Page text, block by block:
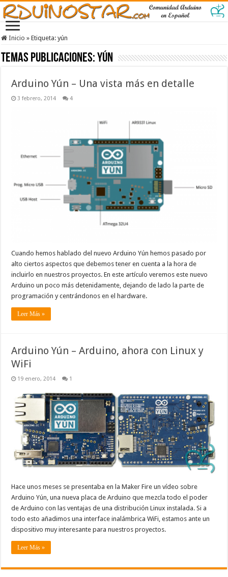
Inicio » Etiqueta:yún
Temas Publicaciones:yún
Arduino Yún – Una vista más en detalle
3 febrero, 2014 4
Cuando hemos hablado del nuevo Arduino Yún hemos pasado por
alto ciertos aspectos que debemos tener en cuenta a la hora de
incluirlo en nuestros proyectos. En este artículo veremos este nuevo
Arduino un poco más detenidamente, dejando de lado la parte de
programación y centrándonos en el hardware.
Leer Más »
Arduino Yún – Arduino, ahora con Linux y
WiFi
19 enero, 2014 1
Hace unos meses se presentaba en la Maker Fire un vídeo sobre
Arduino Yún, una nueva placa de Arduino que mezcla todo el poder
de Arduino con las ventajas de una distribución Linux instalada. Si a
todo esto añadimos una interface inalámbrica WiFi, estamos ante un
dispositivo muy interesante para nuestros proyectos.
Leer Más »